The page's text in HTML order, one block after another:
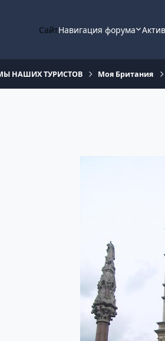
СайтНавигация форума
НАШИХ ТУРИСТОВ Моя Британия